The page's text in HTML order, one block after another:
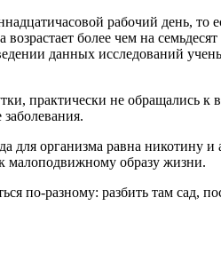
рабочий день, то
более чем на
данных исследований
практически не обращались
для организма равна никотину
малоподвижному образу жизни.
по-разному: разбить там сад,